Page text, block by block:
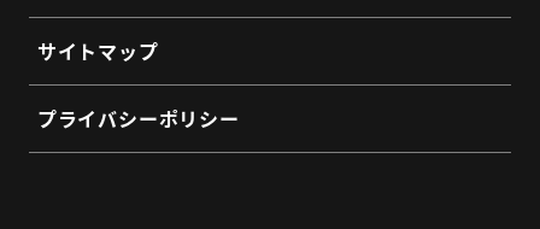
入会希望フォーム
サイトマップ
プライバシーポリシー